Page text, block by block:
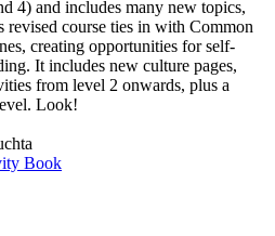
4) and includes many new topics,
revised course ties in with Common
creating opportunities for self-
It includes new culture pages,
from level 2 onwards, plus a
Look!